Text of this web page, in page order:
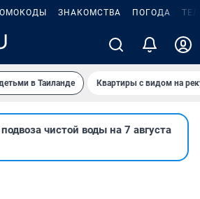
ЗНАКОМСТВА ПОГОДА
в Таиланде Квартиры с видом на
чистой воды на 7 августа